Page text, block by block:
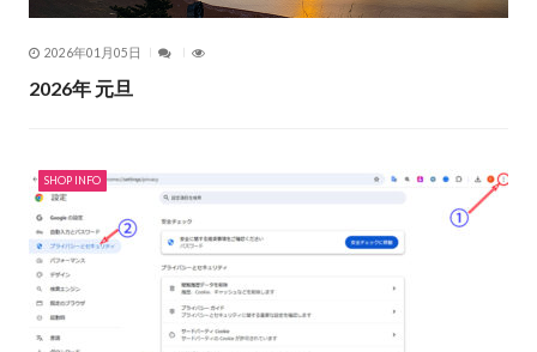
2026年01月05日
2026年 元旦
SHOP INFO